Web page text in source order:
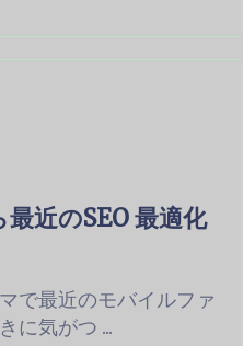
近のSEO 最適化
で最近のモバイルファ
に気がつ ...